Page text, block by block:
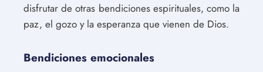
disfrutar de otras bendiciones espirituales, como la
paz, el gozo y la esperanza que vienen de Dios.
Bendiciones emocionales